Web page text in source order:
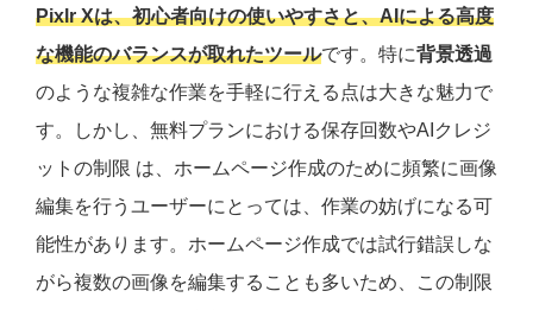
Pixlr Xは、初心者向けの使いやすさと、AIによる高度
な機能のバランスが取れたツールです。特に背景透過
のような複雑な作業を手軽に行える点は大きな魅力で
す。しかし、無料プランにおける保存回数やAIクレジ
ットの制限 は、ホームページ作成のために頻繁に画像
編集を行うユーザーにとっては、作業の妨げになる可
能性があります。ホームページ作成では試行錯誤しな
がら複数の画像を編集することも多いため、この制限